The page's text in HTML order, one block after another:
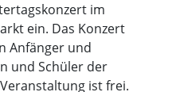
im
ein. Das Konzert
Anfänger und
und Schüler der
ist frei.